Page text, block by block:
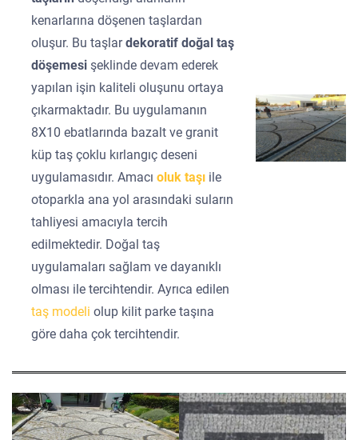
kenarlarına döşenen taşlardan
oluşur. Bu taşlardekoratif doğal taş
döşemesişeklinde devam ederek
yapılan işin kaliteli oluşunu ortaya
çıkarmaktadır. Bu uygulamanın
8X10 ebatlarında bazalt ve granit
küp taş çoklu kırlangıç deseni
uygulamasıdır. Amacıoluk taşı ile
otoparkla ana yol arasındaki suların
tahliyesi amacıyla tercih
edilmektedir. Doğal taş
uygulamaları sağlam ve dayanıklı
olması ile tercihtendir. Ayrıca edilen
taş modeliolup kilit parke taşına
göre daha çok tercihtendir.